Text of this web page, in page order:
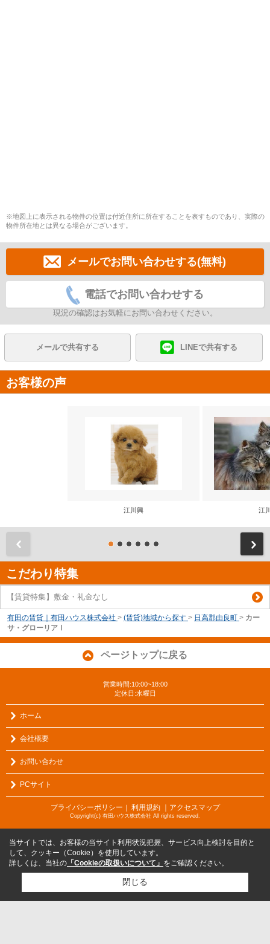
※地図上に表示される物件の位置は付近住所に所在することを表すものであり、実際の
物件所在地とは異なる場合がございます。
メールでお問い合わせする(無料)
電話でお問い合わせする
現況の確認はお気軽にお問い合わせください。
メールで共有する LINEで共有する
お客様の声
江川興 江
こだわり特集
【賃貸特集】敷金・礼金なし
有田の賃貸｜有田ハウス株式会社 > (賃貸)地域から探す > 日高郡由良町 > カー
サ・グローリアⅠ
ページトップに戻る
営業時間:10:00~18:00
定休日:水曜日
ホーム
会社概要
お問い合わせ
PCサイト
プライバシーポリシー 利用規約 ｜アクセスマップ
Copyright(c) 有田ハウス株式会社 All rights reserved.
当サイトでは、お客様の当サイト利用状況把握、サービス向上検討を目的と
して、クッキー（Cookie）を使用しています。
詳しくは、当社の 「Cookieの取扱いについて」 をご確認ください。
閉じる